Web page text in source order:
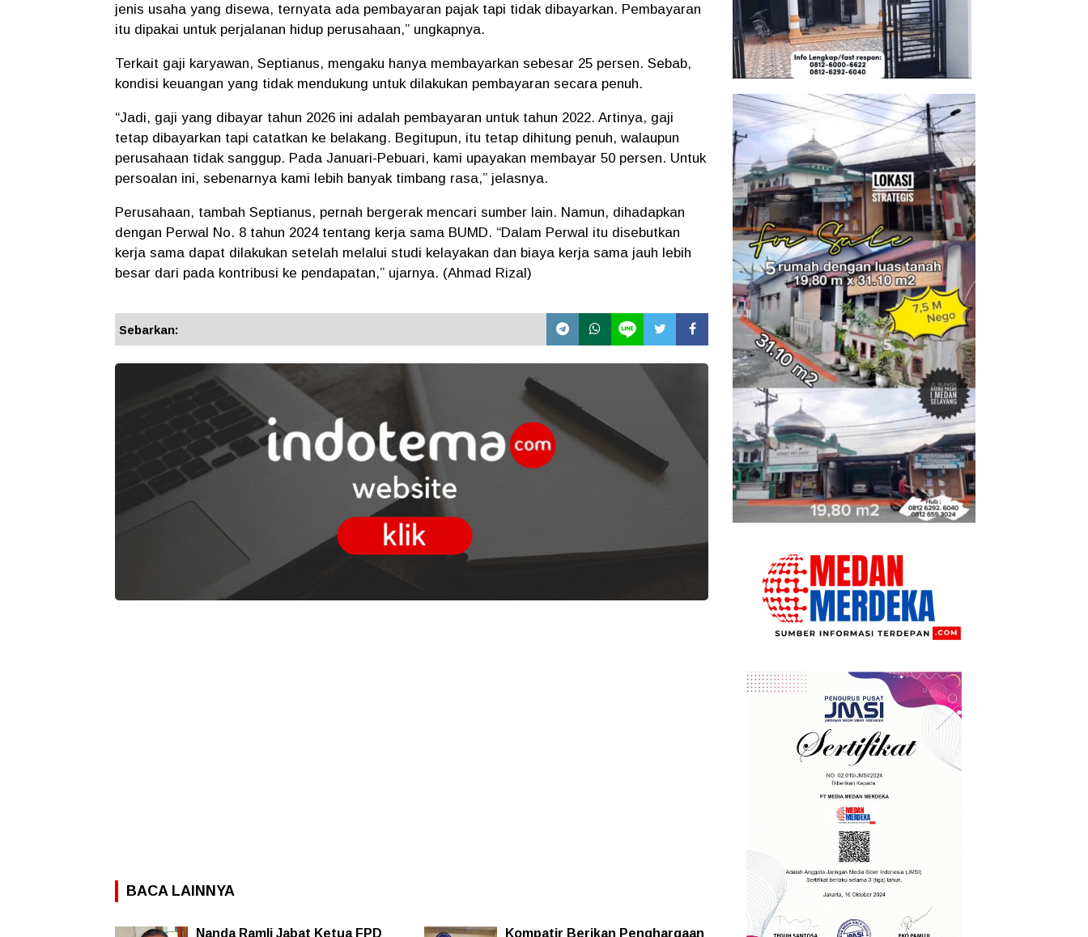
jenis usaha yang disewa, ternyata ada pembayaran pajak tapi tidak dibayarkan. Pembayaran
itu dipakai untuk perjalanan hidup perusahaan,” ungkapnya.
Terkait gaji karyawan, Septianus, mengaku hanya membayarkan sebesar 25 persen. Sebab,
kondisi keuangan yang tidak mendukung untuk dilakukan pembayaran secara penuh.
“Jadi, gaji yang dibayar tahun 2026 ini adalah pembayaran untuk tahun 2022. Artinya, gaji
tetap dibayarkan tapi catatkan ke belakang. Begitupun, itu tetap dihitung penuh, walaupun
perusahaan tidak sanggup. Pada Januari-Pebuari, kami upayakan membayar 50 persen. Untuk
persoalan ini, sebenarnya kami lebih banyak timbang rasa,” jelasnya.
Perusahaan, tambah Septianus, pernah bergerak mencari sumber lain. Namun, dihadapkan
dengan Perwal No. 8 tahun 2024 tentang kerja sama BUMD. “Dalam Perwal itu disebutkan
kerja sama dapat dilakukan setelah melalui studi kelayakan dan biaya kerja sama jauh lebih
besar dari pada kontribusi ke pendapatan,” ujarnya. (Ahmad Rizal)
Sebarkan:
BACA LAINNYA
Nanda Ramli Jabat Ketua FPD Kompatir Berikan Penghargaan